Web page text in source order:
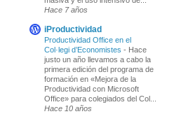
Hace 7 años
iProductividad
Productividad Office en el
Col·legi d’Economistes - Hace
justo un año llevamos a cabo la
primera edición del programa de
formación en «Mejora de la
Productividad con Microsoft
Office» para colegiados del Col...
Hace 10 años